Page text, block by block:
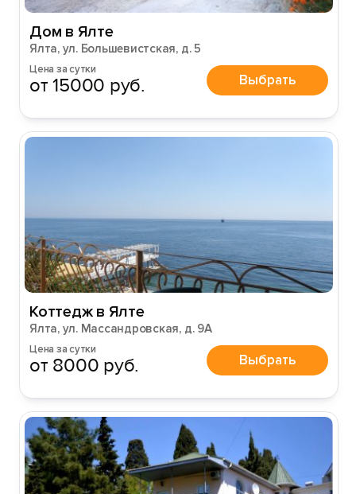
Дом в Ялте
Ялта, ул. Большевистская, д. 5
Цена за сутки
от 15000 руб. Выбрать
Коттедж в Ялте
Ялта, ул. Массандровская, д. 9А
Цена за сутки
от 8000 руб. Выбрать